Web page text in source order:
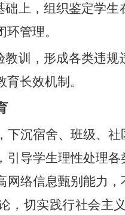
上，组织鉴定学
管理。
教训，形成各类违
长效机制。
下沉宿舍、班级、
引导学生理性处理
网络信息甄别能力
，切实践行社会主